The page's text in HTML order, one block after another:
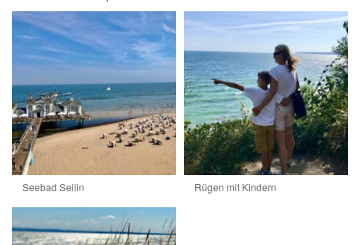
Seebad Sellin Rügen mit Kindern